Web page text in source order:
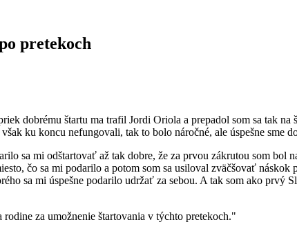
pretekoch
dobrému štartu ma trafil Jordi Oriola a prepadol som sa tak
ku koncu nefungovali, tak to bolo náročné, ale úspešne sme
sa mi odštartovať až tak dobre, že za prvou zákrutou som bol
čo sa mi podarilo a potom som sa usiloval zväčšovať
sa mi úspešne podarilo udržať za sebou. A tak som ako prvý
za umožnenie štartovania v týchto pretekoch."